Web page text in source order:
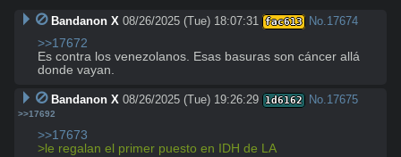
Bandanon X 08/26/2025 (Tue) 18:07:31 fac613 No.17674
>>17672
Es contra los venezolanos. Esas basuras son cáncer allá
donde vayan.
Bandanon X 08/26/2025 (Tue) 19:26:29 1d6162 No.17675
>>17692
>>17673
>le regalan el primer puesto en IDH de LA